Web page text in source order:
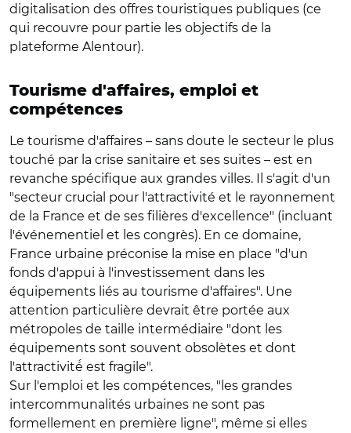
digitalisation des offres touristiques publiques (ce
qui recouvre pour partie les objectifs de la
plateforme Alentour).
Tourisme d'affaires, emploi et
compétences
Le tourisme d'affaires – sans doute le secteur le plus
touché par la crise sanitaire et ses suites – est en
revanche spécifique aux grandes villes. Il s'agit d'un
"secteur crucial pour l'attractivité et le rayonnement
de la France et de ses filières d'excellence" (incluant
l'événementiel et les congrès). En ce domaine,
France urbaine préconise la mise en place "d'un
fonds d'appui à l'investissement dans les
équipements liés au tourisme d'affaires". Une
attention particulière devrait être portée aux
métropoles de taille intermédiaire "dont les
équipements sont souvent obsolètes et dont
l'attractivité́ est fragile".
Sur l'emploi et les compétences, "les grandes
intercommunalités urbaines ne sont pas
formellement en première ligne", même si elles